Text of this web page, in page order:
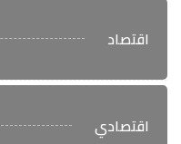
اقتصاد
اقتصادي